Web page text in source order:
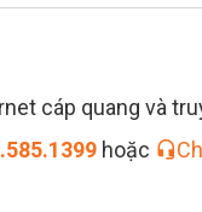
cáp quang và
hoặc